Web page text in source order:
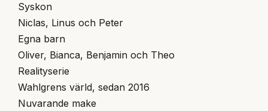
Syskon
Niclas, Linus och Peter
Egna barn
Oliver, Bianca, Benjamin och Theo
Realityserie
Wahlgrens värld, sedan 2016
Nuvarande make